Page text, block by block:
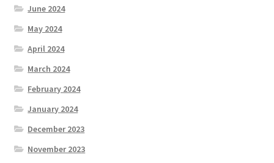
June 2024
May 2024
April 2024
March 2024
February 2024
January 2024
December 2023
November 2023